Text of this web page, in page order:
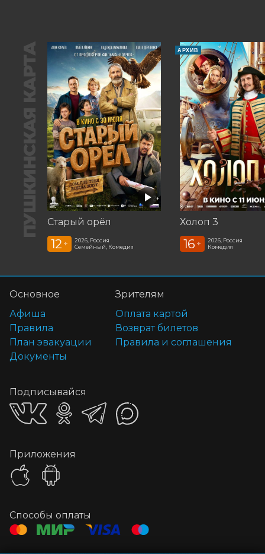
ПУШКИНСКАЯ КАРТА Старый орёл
12 +
2026, Россия
Семейный, Комедия
АРХИВ
Холоп 3
16 +
2026, Россия
Комедия
Основное
Афиша
Правила
План эвакуации
Документы
Зрителям
Оплата картой
Возврат билетов
Правила и соглашения
Подписывайся
Приложения
Способы оплаты